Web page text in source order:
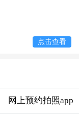
点击查看
网上预约拍照app